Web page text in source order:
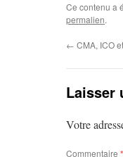
Ce contenu a
permalien.
← CMA, ICO
Laisser
Votre
Commentaire *